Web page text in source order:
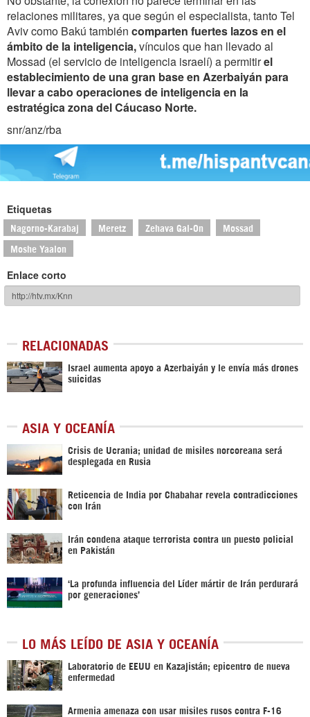
relaciones militares, ya que según el especialista, tanto Tel
Aviv como Bakú también comparten fuertes lazos en el
ámbito de la inteligencia,vínculos que han llevado al
Mossad (el servicio de inteligencia israelí) a permitirel
establecimiento de una gran base en Azerbaiyán para
llevar a cabo operaciones de inteligencia en la
estratégica zona del Cáucaso Norte.
snr/anz/rba
Etiquetas
Nagorno-Karabaj Meretz Zehava Gal-On Mossad
Moshe Yaalon
Enlace corto
RELACIONADAS
Israel aumenta apoyo a Azerbaiyán y le envía más drones
suicidas
ASIA Y OCEANÍA
Crisis de Ucrania; unidad de misiles norcoreana será
desplegada en Rusia
Reticencia de India por Chabahar revela contradicciones
con Irán
Irán condena ataque terrorista contra un puesto policial
en Pakistán
‘La profunda influencia del Líder mártir de Irán perdurará
por generaciones’
LO MÁS LEÍDO DE ASIA Y OCEANÍA
Laboratorio de EEUU en Kazajistán; epicentro de nueva
enfermedad
Armenia amenaza con usar misiles rusos contra F-16